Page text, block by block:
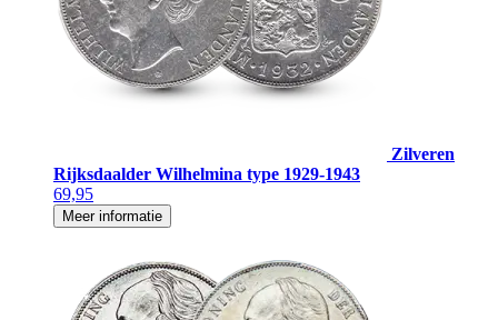
Zilveren
Rijksdaalder Wilhelmina type 1929-1943
69,95
Meer informatie